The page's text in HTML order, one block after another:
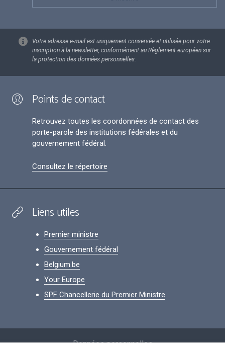
Votre adresse e-mail est uniquement conservée et utilisée pour votre
inscription à la newsletter, conformément au Règlement européen sur
la protection des données personnelles.
Points de contact
Retrouvez toutes les coordonnées de contact des
porte-parole des institutions fédérales et du
gouvernement fédéral.
Consultez le répertoire
Liens utiles
Premier ministre
Gouvernement fédéral
Belgium.be
Your Europe
SPF Chancellerie du Premier Ministre
Données personnelles